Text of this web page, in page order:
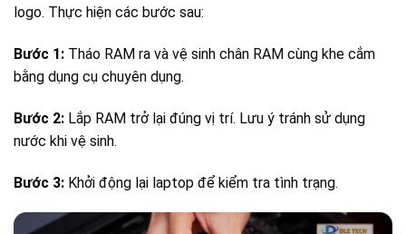
logo. Thực hiện các bước sau:
Bước 1: Tháo RAM ra và vệ sinh chân RAM cùng khe cắm
bằng dụng cụ chuyên dụng.
Bước 2: Lắp RAM trở lại đúng vị trí. Lưu ý tránh sử dụng
nước khi vệ sinh.
Bước 3: Khởi động lại laptop để kiểm tra tình trạng.